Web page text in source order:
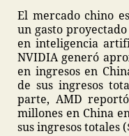
El mercado chino
un gasto
en inteligencia
NVIDIA generó
en ingresos en
de sus ingresos
parte, AMD
millones en China
sus ingresos totales